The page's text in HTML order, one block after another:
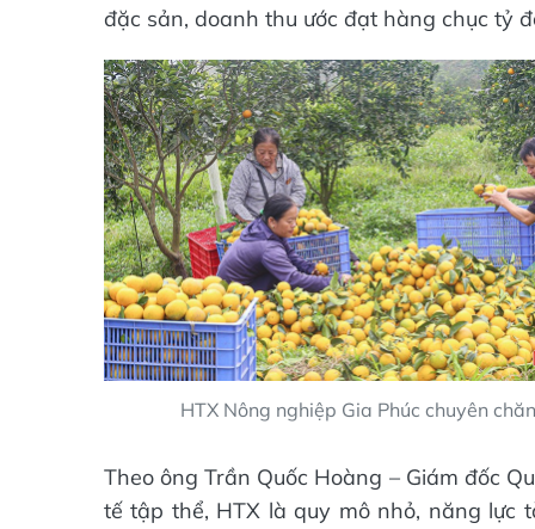
đặc sản, doanh thu ước đạt hàng chục tỷ
HTX Nông nghiệp Gia Phúc chuyên
Theo ông Trần Quốc Hoàng – Giám đốc
tế tập thể, HTX là quy mô nhỏ, năng lực